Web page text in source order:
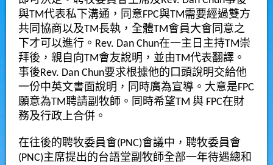
與TM代表私下溝通，同意FPC與TM需要經過雙方
共同協商以及TM長執，全體TM會員大會同意之
下才可以進行。Rev. Dan Chun在一主日主持TM崇
拜後，親自向TM會友說明，並由TM代表翻譯。
事後Rev. Dan Chun要求根據他的口頭說明交給他
一份中英文書面說明，同時廣為宣導。大意是FPC
願意為TM聘請副牧師。同時希望TM 與 FPC在財
務及行政上合併。
在往後的聘牧委員會(PNC)會議中，聘牧委員會
(PNC)主席提出的台語堂副牧師全部一年待遇總和